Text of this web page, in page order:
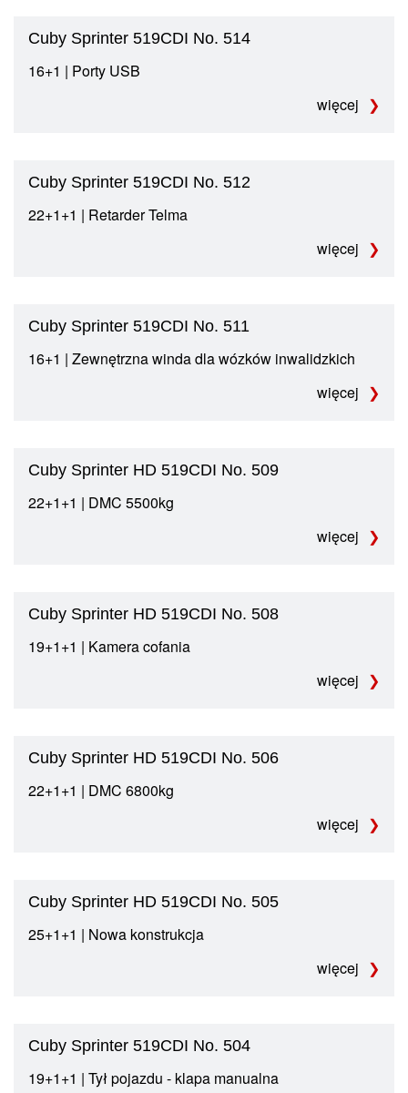
Cuby Sprinter 519CDI No. 514
16+1 | Porty USB
więcej
Cuby Sprinter 519CDI No. 512
22+1+1 | Retarder Telma
więcej
Cuby Sprinter 519CDI No. 511
16+1 | Zewnętrzna winda dla wózków inwalidzkich
więcej
Cuby Sprinter HD 519CDI No. 509
22+1+1 | DMC 5500kg
więcej
Cuby Sprinter HD 519CDI No. 508
19+1+1 | Kamera cofania
więcej
Cuby Sprinter HD 519CDI No. 506
22+1+1 | DMC 6800kg
więcej
Cuby Sprinter HD 519CDI No. 505
25+1+1 | Nowa konstrukcja
więcej
Cuby Sprinter 519CDI No. 504
19+1+1 | Tył pojazdu - klapa manualna